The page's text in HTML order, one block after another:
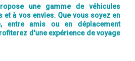
une gamme de véhicules
et à vos envies. Que vous soyez en
entre amis ou en déplacement
d'une expérience de voyage